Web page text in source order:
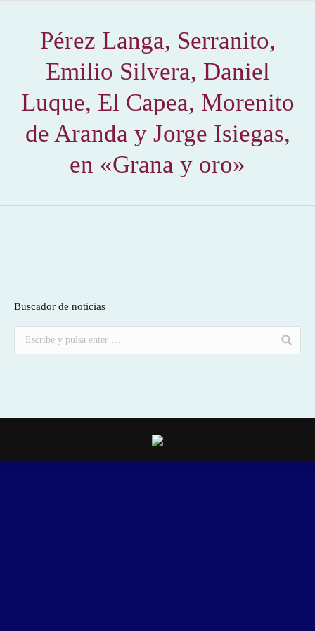
Pérez Langa, Serranito,
Emilio Silvera, Daniel
Luque, El Capea, Morenito
de Aranda y Jorge Isiegas,
en «Grana y oro»
Buscador de noticias